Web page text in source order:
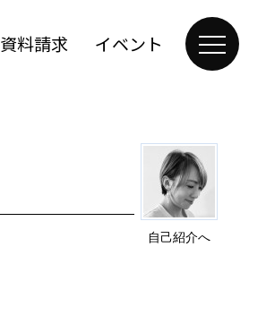
資料請求 イベント
自己紹介へ